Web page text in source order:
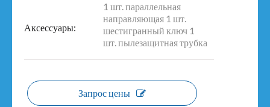
Аксессуары:
1 шт. параллельная
направляющая 1 шт.
шестигранный ключ 1
шт. пылезащитная трубка
Запрос цены